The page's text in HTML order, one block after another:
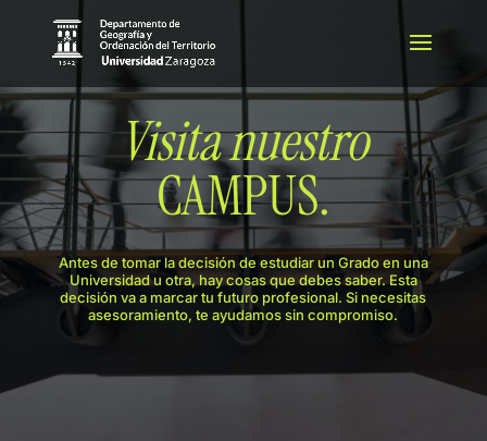
Visita nuestro
CAMPUS.
Antes de tomar la decisión de estudiar un Grado en una
Universidad u otra, hay cosas que debes saber. Esta
decisión va a marcar tu futuro profesional. Si necesitas
asesoramiento, te ayudamos sin compromiso.